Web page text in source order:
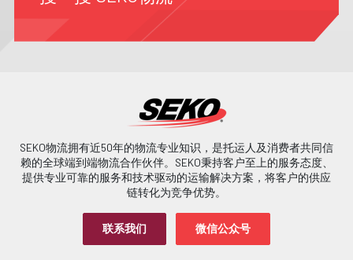
SEKO物流拥有近50年的物流专业知识，是托运人及消费者共同信
赖的全球端到端物流合作伙伴。SEKO秉持客户至上的服务态度、
提供专业可靠的服务和技术驱动的运输解决方案，将客户的供应
链转化为竞争优势。
联系我们 微信公众号